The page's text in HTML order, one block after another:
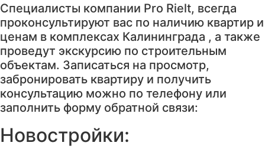
Специалисты компании Pro Rielt, всегда
проконсультируют вас по наличию квартир и
ценам в комплексах Калининграда , а также
проведут экскурсию по строительным
объектам. Записаться на просмотр,
забронировать квартиру и получить
консультацию можно по телефону или
заполнить форму обратной связи:
Новостройки: